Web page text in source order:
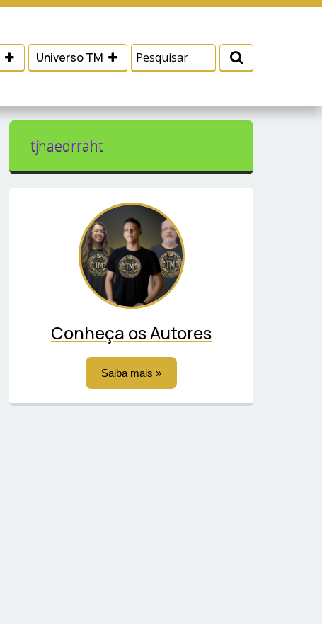
Universo TM
tjhaedrraht
Conheça os Autores
Saiba mais »